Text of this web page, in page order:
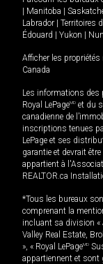
| Manitoba |
Labrador | Territoires
Édouard | Yukon |
Afficher les propriétés
Canada
Les informations des
Royal LePageMD et du
canadienne de
inscriptions tenues
LePage et ses
garantie et devrait
appartient à
REALTOR.ca
*Tous les bureaux
comprenant la
incluant sa division «
Valley Real Estate,
», « Royal LePageMD
appartiennent et sont